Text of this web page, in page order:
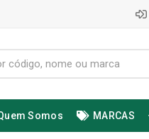
Somos MARCAS